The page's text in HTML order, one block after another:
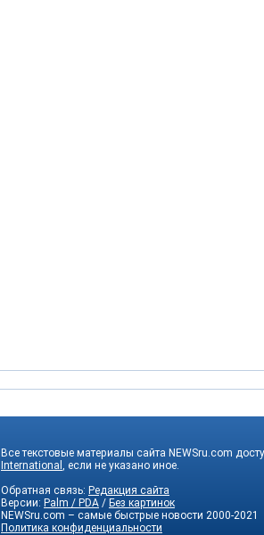
Все текстовые материалы сайта NEWSru.com
International
, если не указано иное.
Обратная связь: Редакция сайта
Версии: Palm / PDA / Без картинок
NEWSru.com – самые быстрые новости 2000-2021
Политика конфиденциальности